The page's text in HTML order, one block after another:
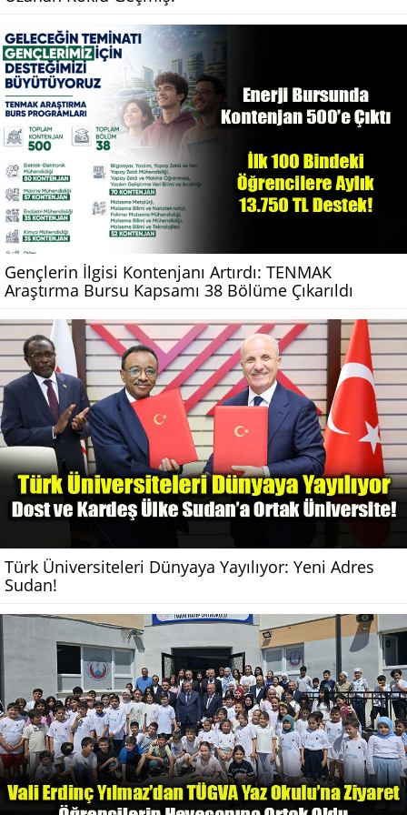
Gençlerin İlgisi Kontenjanı Artırdı: TENMAK
Araştırma Bursu Kapsamı 38 Bölüme Çıkarıldı
Türk Üniversiteleri Dünyaya Yayılıyor: Yeni Adres
Sudan!